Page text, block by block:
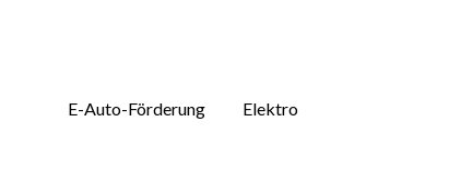
E-Auto-Förderung Elektro